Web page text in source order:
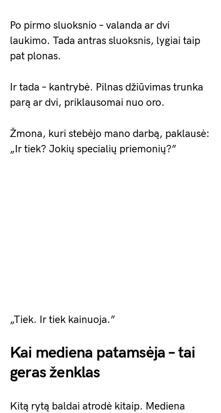
Po pirmo sluoksnio – valanda ar dvi
laukimo. Tada antras sluoksnis, lygiai taip
pat plonas.
Ir tada – kantrybė. Pilnas džiūvimas trunka
parą ar dvi, priklausomai nuo oro.
Žmona, kuri stebėjo mano darbą, paklausė:
„Ir tiek? Jokių specialių priemonių?”
„Tiek. Ir tiek kainuoja.”
Kai mediena patamsėja – tai
geras ženklas
Kitą rytą baldai atrodė kitaip. Mediena